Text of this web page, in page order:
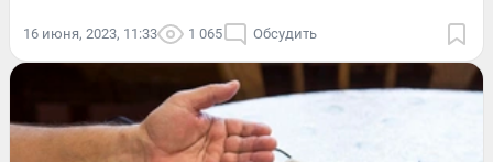
16 июня, 2023, 11:33 1 065 Обсудить